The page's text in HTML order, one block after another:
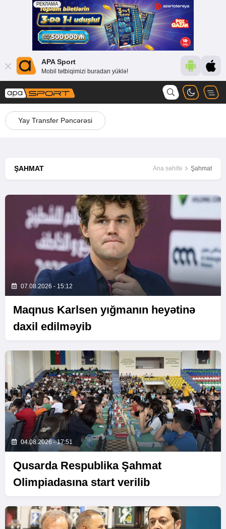
APA Sport
Mobil tətbiqimizi buradan yüklə!
Yay Transfer Pəncərəsi
ŞAHMAT Ana səhifə Şahmat
07.08.2026 - 15:12
Maqnus Karlsen yığmanın heyətinə
daxil edilməyib
04.08.2026 - 17:51
Qusarda Respublika Şahmat
Olimpiadasına start verilib